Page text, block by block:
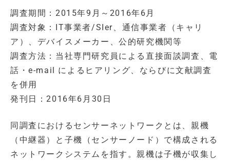
調査期間：2015年9月～2016年6月
調査対象：IT事業者/SIer、通信事業者（キャリ
ア）、デバイスメーカー、公的研究機関等
調査方法：当社専門研究員による直接面談調査、電
話・e-mail によるヒアリング、ならびに文献調査
を併用
発刊日：2016年6月30日
同調査におけるセンサーネットワークとは、親機
（中継器）と子機（センサーノード）で構成される
ネットワークシステムを指す。親機は子機が収集し